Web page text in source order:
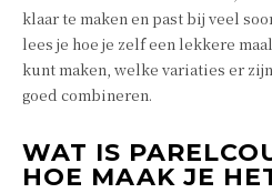
klaar te maken en past bij veel
lees je hoe je zelf een lekkere
kunt maken, welke variaties er
goed combineren.
WAT IS
HOE MAAK JE